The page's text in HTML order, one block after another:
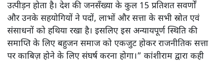
उत्पीड़न होता है। देश की जनसँख्या के कुल 15 प्रतिशत सवर्णों
और उनके सहयोगियों ने पदों, लाभों और सत्ता के सभी स्रोत एवं
संसाधनों को हथिया रखा है। इसलिए इस अन्यायपूर्ण स्थिति की
समाप्ति के लिए बहुजन समाज को एकजुट होकर राजनीतिक सत्ता
पर काबिज़ होने के लिए संघर्ष करना होगा।” कांशीराम द्वारा कही